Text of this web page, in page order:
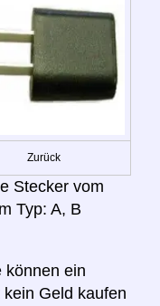
Zurück
Stecker vom
Typ: A, B
können ein
Geld kaufen